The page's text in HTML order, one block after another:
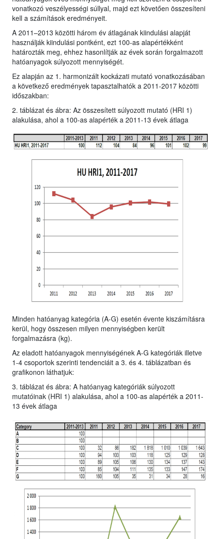
vonatkozó veszélyességi súllyal, majd ezt követően összesíteni
kell a számítások eredményeit.
A 2011–2013 közötti három év átlagának kiindulási alapját
használják kiindulási pontként, ezt 100-as alapértékként
határozták meg, ehhez hasonlítják az évek során forgalmazott
hatóanyagok súlyozott mennyiségét.
Ez alapján az 1. harmonizált kockázati mutató vonatkozásában
a következő eredmények tapasztalhatók a 2011-2017 közötti
időszakban:
2. táblázat és ábra: Az összesített súlyozott mutató (HRI 1)
alakulása, ahol a 100-as alapérték a 2011-13 évek átlaga
Minden hatóanyag kategória (A-G) esetén évente kiszámításra
kerül, hogy összesen milyen mennyiségben került
forgalmazásra (kg).
Az eladott hatóanyagok mennyiségének A-G kategóriák illetve
1-4 csoportok szerinti tendenciáit a 3. és 4. táblázatban és
grafikonon láthatjuk:
3. táblázat és ábra: A hatóanyag kategóriák súlyozott
mutatóinak (HRI 1) alakulása, ahol a 100-as alapérték a 2011-
13 évek átlaga